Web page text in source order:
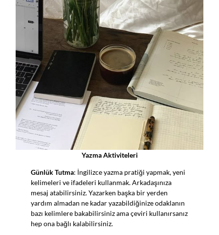
Yazma Aktiviteleri
Günlük Tutma: İngilizce yazma pratiği yapmak, yeni
kelimeleri ve ifadeleri kullanmak. Arkadaşınıza
mesaj atabilirsiniz. Yazarken başka bir yerden
yardım almadan ne kadar yazabildiğinize odaklanın
bazı kelimlere bakabilirsiniz ama çeviri kullanırsanız
hep ona bağlı kalabilirsiniz.